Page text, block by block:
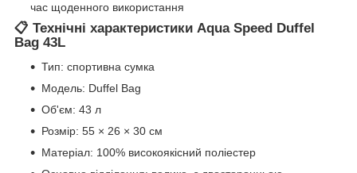
час щоденного використання
📋 Технічні характеристики Aqua Speed Duffel
Bag 43L
Тип: спортивна сумка
Модель: Duffel Bag
Об'єм: 43 л
Розмір: 55 × 26 × 30 см
Матеріал: 100% високоякісний поліестер